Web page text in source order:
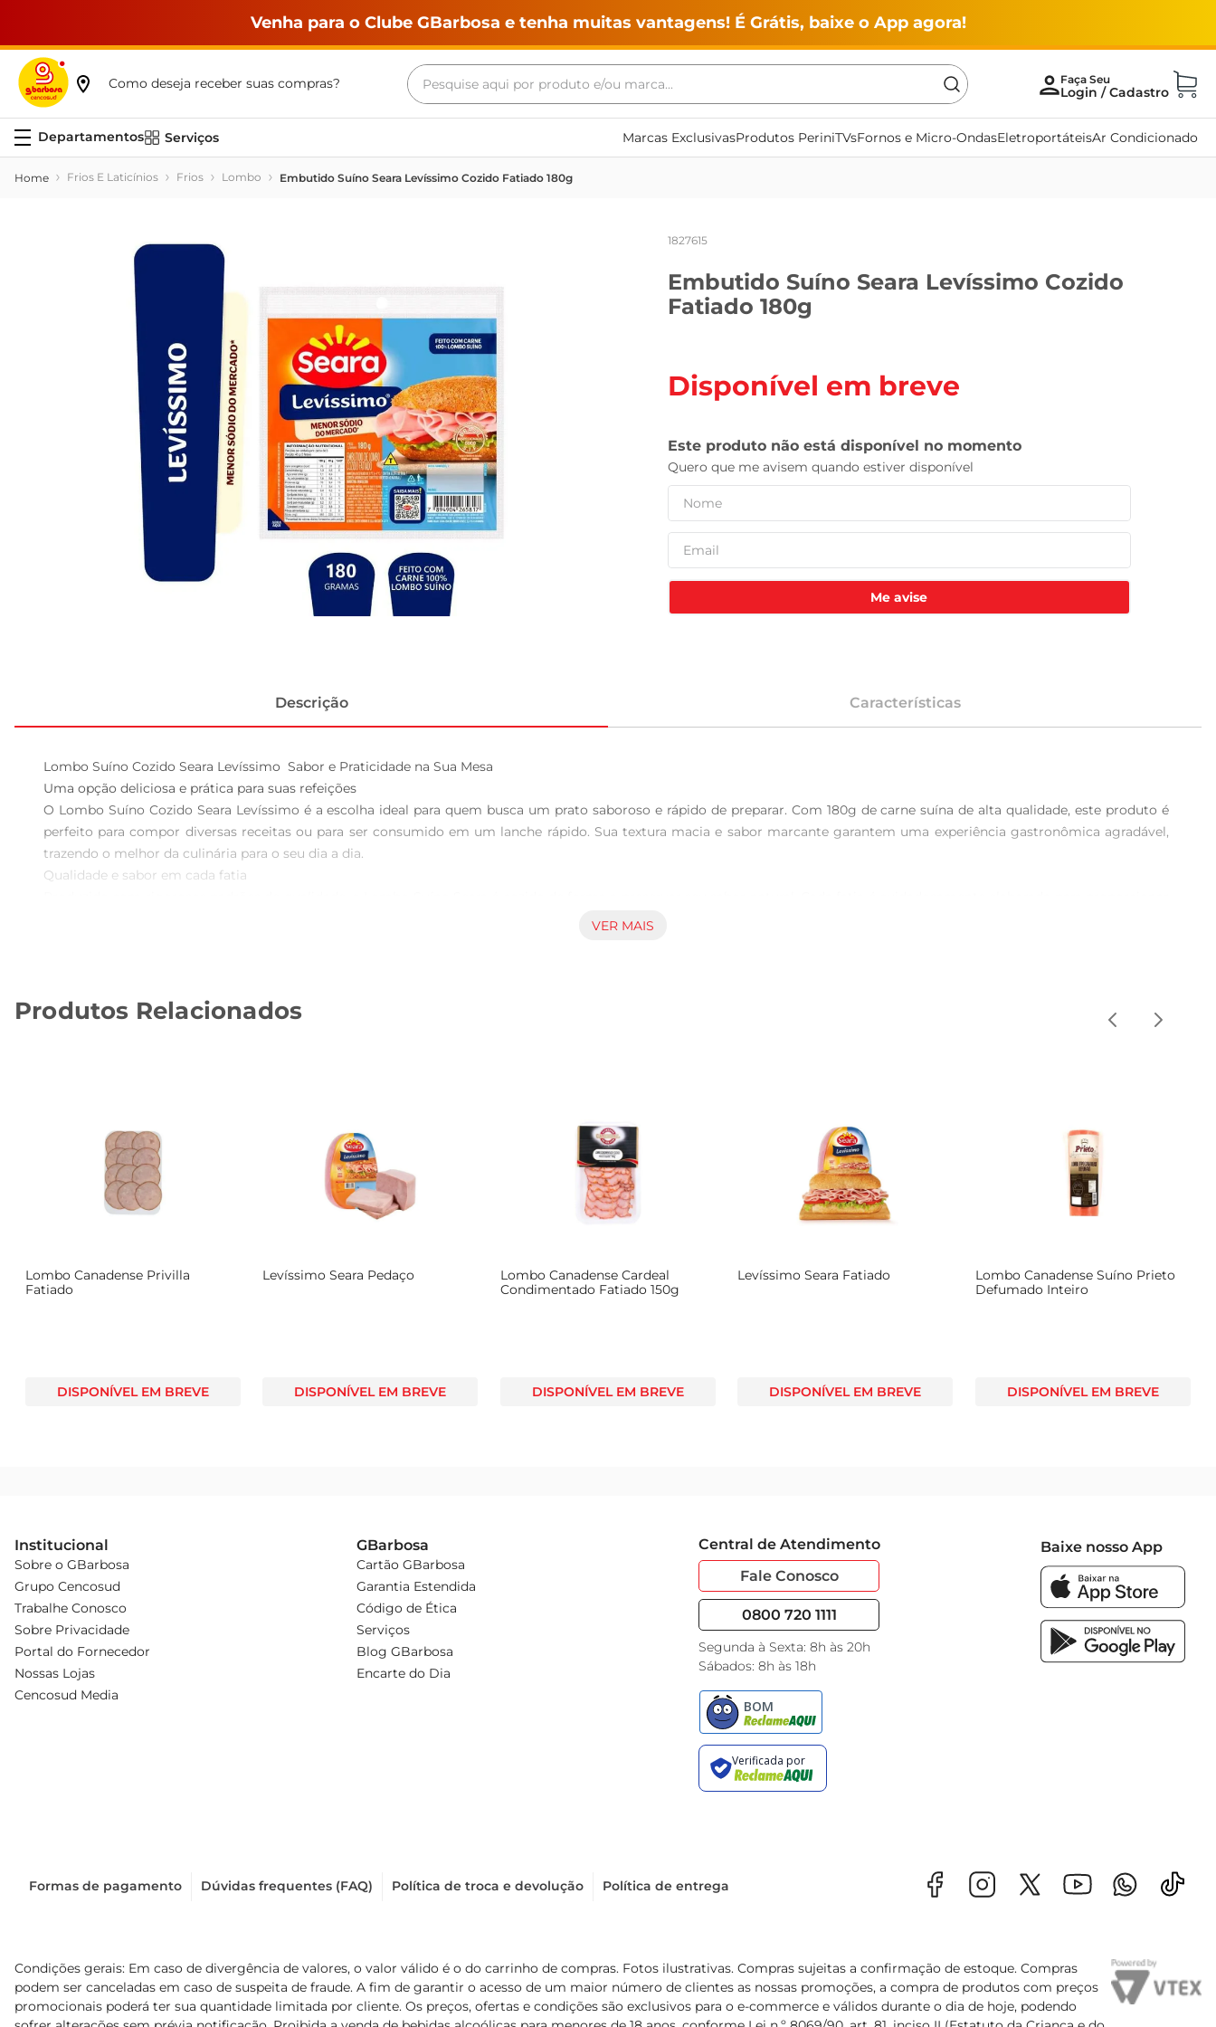
Venha para o Clube GBarbosa e tenha muitas vantagens! É Grátis, baixe o App agora!
Como deseja receber suas compras?
Pesquise aqui por produto e/ou marca...
Serviços Marcas ExclusivasProdutos PeriniTVsFornos e Micro-OndasEletroportáteisAr Condicionado
Frios E Laticínios Frios Lombo Embutido Suíno Seara Levíssimo Cozido Fatiado 180g
1827615
Embutido Suíno Seara Levíssimo Cozido
Fatiado 180g
Disponível em breve
Me avise
Descrição Características
Lombo Suíno Cozido Seara Levíssimo  Sabor e Praticidade na Sua Mesa
Uma opção deliciosa e prática para suas refeições
O Lombo Suíno Cozido Seara Levíssimo é a escolha ideal para quem busca um prato saboroso e rápido de preparar. Com 180g de carne suína de alta qualidade, este produto é
perfeito para compor diversas receitas ou para ser consumido em um lanche rápido. Sua textura macia e sabor marcante garantem uma experiência gastronômica agradável,
trazendo o melhor da culinária para o seu dia a dia.
Qualidade e sabor em cada fatia
uma refeição nutritiva e saborosa, ideal para quem aprecia a praticidade sem abrir mão do gosto. É uma excelente opção para ser servido em sanduíches, saladas ou até mesmo
uma tábua de frios. Sua praticidade permite que você tenha uma refeição completa em poucos minutos, facilitando o seu dia a dia. Além disso, é uma ótima opção para quem
VER MAIS
Produtos Relacionados
Lombo Canadense Privilla
Fatiado
DISPONÍVEL EM BREVE
Levíssimo Seara Pedaço
DISPONÍVEL EM BREVE
Lombo Canadense Cardeal
Condimentado Fatiado 150g
DISPONÍVEL EM BREVE
Levíssimo Seara Fatiado
DISPONÍVEL EM BREVE
Lombo Canadense Suíno Prieto
Defumado Inteiro
DISPONÍVEL EM BREVE
Institucional
Sobre o GBarbosa
Grupo Cencosud
Trabalhe Conosco
Sobre Privacidade
Portal do Fornecedor
Nossas Lojas
Cencosud Media
GBarbosa
Cartão GBarbosa
Garantia Estendida
Código de Ética
Serviços
Blog GBarbosa
Encarte do Dia
Central de Atendimento
Fale Conosco
0800 720 1111
Segunda à Sexta: 8h às 20h
Sábados: 8h às 18h
Baixe nosso App
Formas de pagamento Dúvidas frequentes (FAQ) Política de troca e devolução Política de entrega
Condições gerais: Em caso de divergência de valores, o valor válido é o do carrinho de compras. Fotos ilustrativas. Compras sujeitas a confirmação de estoque. Compras
podem ser canceladas em caso de suspeita de fraude. A fim de garantir o acesso de um maior número de clientes as nossas promoções, a compra de produtos com preços
promocionais poderá ter sua quantidade limitada por cliente. Os preços, ofertas e condições são exclusivos para o e-commerce e válidos durante o dia de hoje, podendo
Termos mais buscados
maquina lavar
leite
vinho
leite pó
tv